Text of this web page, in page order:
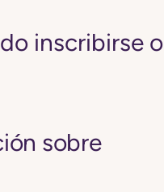
inscribirse o
sobre